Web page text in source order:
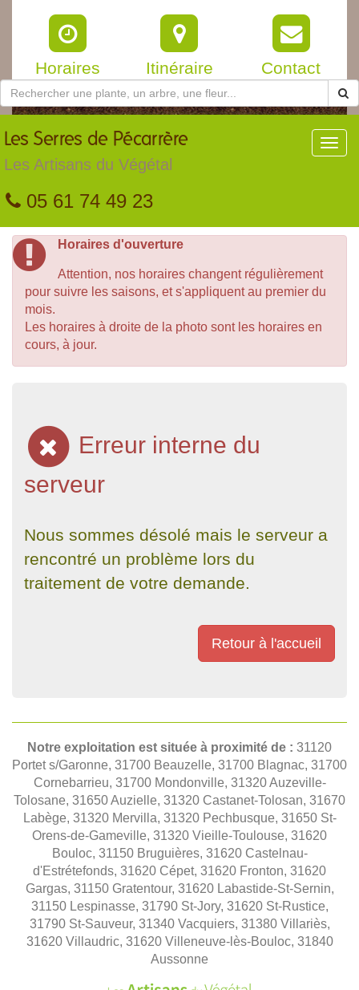
Horaires Itinéraire Contact
Les Serres de Pécarrère
Les Artisans du Végétal
05 61 74 49 23
Horaires d'ouverture
Attention, nos horaires changent régulièrement
pour suivre les saisons, et s'appliquent au premier du
mois.
Les horaires à droite de la photo sont les horaires en
cours, à jour.
Erreur interne du
serveur
Nous sommes désolé mais le serveur a
rencontré un problème lors du
traitement de votre demande.
Retour à l'accueil
Notre exploitation est située à proximité de : 31120
Portet s/Garonne, 31700 Beauzelle, 31700 Blagnac, 31700
Cornebarrieu, 31700 Mondonville, 31320 Auzeville-
Tolosane, 31650 Auzielle, 31320 Castanet-Tolosan, 31670
Labège, 31320 Mervilla, 31320 Pechbusque, 31650 St-
Orens-de-Gameville, 31320 Vieille-Toulouse, 31620
Bouloc, 31150 Bruguières, 31620 Castelnau-
d'Estrétefonds, 31620 Cépet, 31620 Fronton, 31620
Gargas, 31150 Gratentour, 31620 Labastide-St-Sernin,
31150 Lespinasse, 31790 St-Jory, 31620 St-Rustice,
31790 St-Sauveur, 31340 Vacquiers, 31380 Villariès,
31620 Villaudric, 31620 Villeneuve-lès-Bouloc, 31840
Aussonne